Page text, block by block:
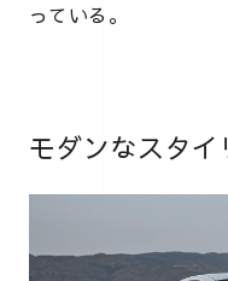
っている。
モダンなスタ